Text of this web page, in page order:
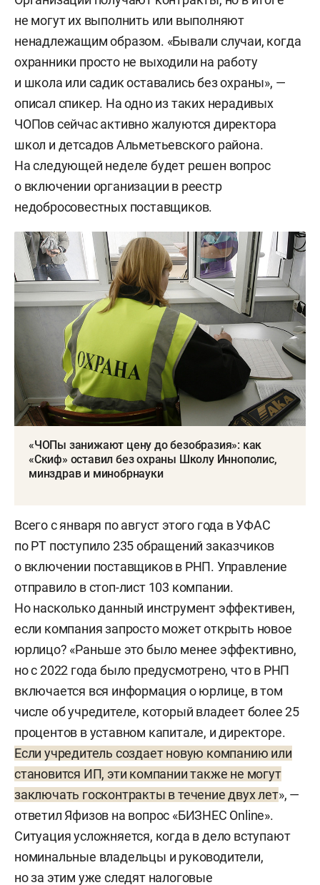
не могут их выполнить или выполняют
ненадлежащим образом. «Бывали случаи, когда
охранники просто не выходили на работу
и школа или садик оставались без охраны», —
описал спикер. На одно из таких нерадивых
ЧОПов сейчас активно жалуются директора
школ и детсадов Альметьевского района.
На следующей неделе будет решен вопрос
о включении организации в реестр
недобросовестных поставщиков.
«ЧОПы занижают цену до безобразия»: как
«Скиф» оставил без охраны Школу Иннополис,
минздрав и минобрнауки
Всего с января по август этого года в УФАС
по РТ поступило 235 обращений заказчиков
о включении поставщиков в РНП. Управление
отправило в стоп-лист 103 компании.
Но насколько данный инструмент эффективен,
если компания запросто может открыть новое
юрлицо? «Раньше это было менее эффективно,
но с 2022 года было предусмотрено, что в РНП
включается вся информация о юрлице, в том
числе об учредителе, который владеет более 25
процентов в уставном капитале, и директоре.
Если учредитель создает новую компанию или
становится ИП, эти компании также не могут
заключать госконтракты в течение двух лет», —
ответил Яфизов на вопрос «БИЗНЕС Online».
Ситуация усложняется, когда в дело вступают
номинальные владельцы и руководители,
но за этим уже следят налоговые